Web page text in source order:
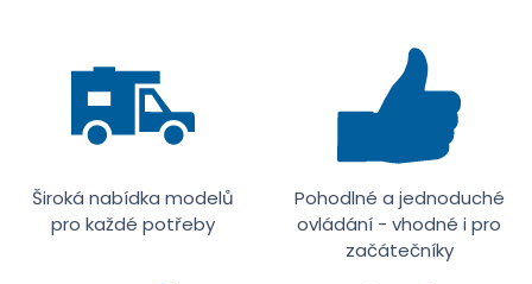
Široká nabídka modelů
pro každé potřeby
Pohodlné a jednoduché
ovládání - vhodné i pro
začátečníky